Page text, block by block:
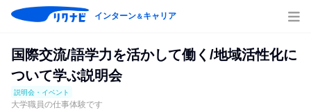
インターン＆キャリア
国際交流/語学力を活かして働く/地域活性化に
ついて学ぶ説明会
説明会・イベント
大学職員の仕事体験です